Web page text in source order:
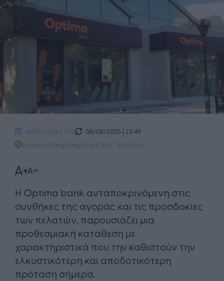
14/05/2024 | 11:26
08/08/2025 | 23:49
Ειδήσεις | Επιχειρηματικά Νέα Τράπεζες
Η Optima bank ανταποκρινόμενη στις
συνθήκες της αγοράς και τις προσδοκίες
των πελατών, παρουσιάζει μια
προθεσμιακή κατάθεση με
χαρακτηριστικά που την καθιστούν την
ελκυστικότερη και αποδοτικότερη
πρόταση σήμερα.